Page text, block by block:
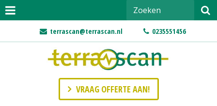
terrascan@terrascan.nl 0235551456
VRAAG OFFERTE AAN!